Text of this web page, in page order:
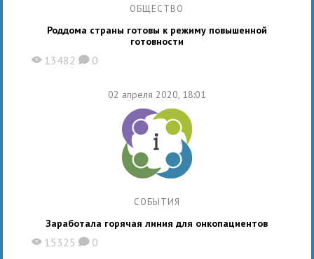
ОБЩЕСТВО
Роддома страны готовы к режиму повышенной
готовности
X 13482 K 0
02 апреля 2020, 18:01
СОБЫТИЯ
Заработала горячая линия для онкопациентов
X 15325 K 0